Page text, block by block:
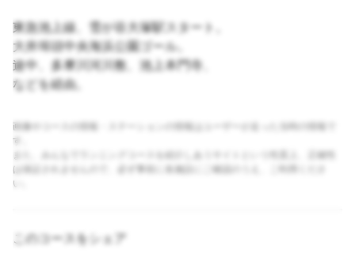
東急池上線、雪が谷大塚駅スタート。
大井埠頭中央海浜公園ゴール。
途中、多摩川河川敷、池上本門寺、
などを経由。
画像やコースの情報・ステーションの情報はユーザーが走った当時の情報で
す。
また、みんなでランニングコースを紹介しあうサイトという性質上、正確性
は保証されませんので、必ず事前に各施設にご確認のうえ、ご利用くださ
い。
このコースをシェア